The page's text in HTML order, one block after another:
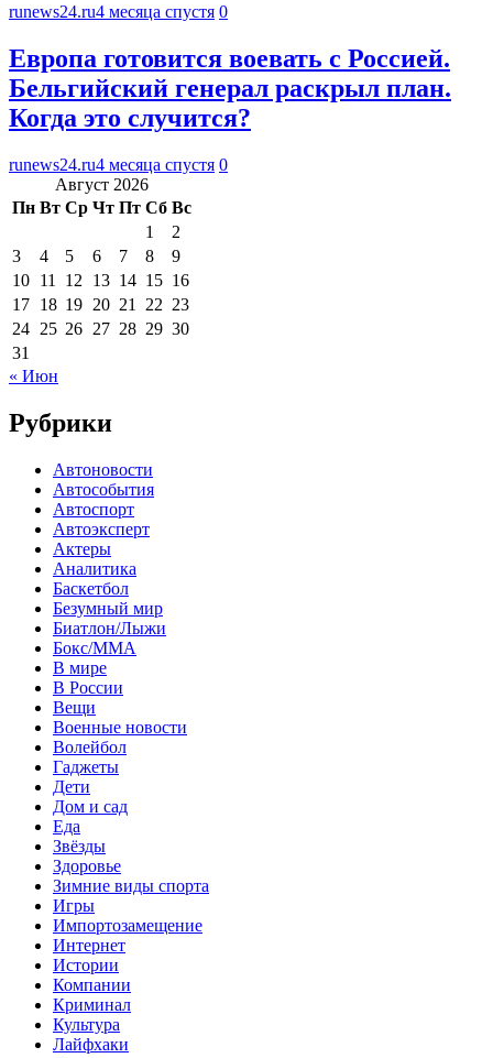
runews24.ru4 месяца спустя 0
Европа готовится воевать с Россией.
Бельгийский генерал раскрыл план.
Когда это случится?
runews24.ru4 месяца спустя 0
Август 2026
Пн Вт Ср Чт Пт Сб Вс
1
2
3
4 5 6 7 8
9
10 11 12 13 14 15 16
17 18 19 20 21 22 23
24 25 26 27 28 29 30
31
« Июн
Рубрики
Автоновости
Автособытия
Автоспорт
Автоэксперт
Актеры
Аналитика
Баскетбол
Безумный мир
Биатлон/Лыжи
Бокс/MMA
В мире
В России
Вещи
Военные новости
Волейбол
Гаджеты
Дети
Дом и сад
Еда
Звёзды
Здоровье
Зимние виды спорта
Игры
Импортозамещение
Интернет
Истории
Компании
Криминал
Культура
Лайфхаки